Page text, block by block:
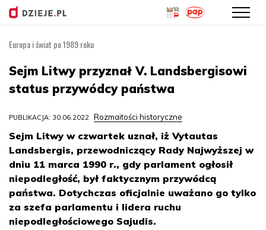
treści
Europa i świat po 1989 roku
Sejm Litwy przyznał V. Landsbergisowi
status przywódcy państwa
PUBLIKACJA: 30.06.2022 Rozmaitości historyczne
Sejm Litwy w czwartek uznał, iż Vytautas
Landsbergis, przewodniczący Rady Najwyższej w
dniu 11 marca 1990 r., gdy parlament ogłosił
niepodległość, był faktycznym przywódcą
państwa. Dotychczas oficjalnie uważano go tylko
za szefa parlamentu i lidera ruchu
niepodległościowego Sajudis.